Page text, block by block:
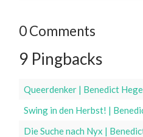
0 Comments
9 Pingbacks
Queerdenker | Benedict
Swing in den Herbst! |
Die Suche nach Nyx |